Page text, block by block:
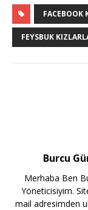
FACEBOOK
FEYSBUK
Burcu
Merhaba Ben
Yöneticisiyim.
mail adresimden